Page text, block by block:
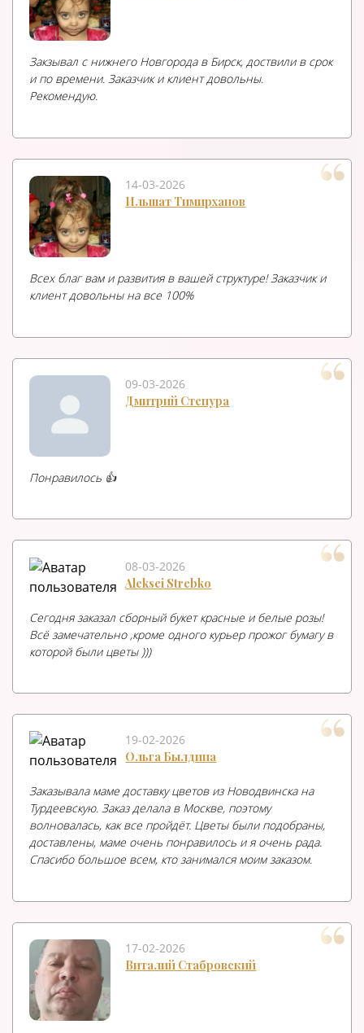
Закзывал с нижнего Новгорода в Бирск, доствили в срок
и по времени. Заказчик и клиент довольны.
Рекомендую.
14-03-2026
Ильшат Тимирханов
Всех благ вам и развития в вашей структуре! Заказчик и
клиент довольны на все 100%
09-03-2026
Дмитрий Степура
Понравилось 👍
08-03-2026
Aleksei Strebko
Сегодня заказал сборный букет красные и белые розы!
Всё замечательно ,кроме одного курьер прожог бумагу в
которой были цветы )))
19-02-2026
Ольга Былдина
Заказывала маме доставку цветов из Новодвинска на
Турдеевскую. Заказ делала в Москве, поэтому
волновалась, как все пройдёт. Цветы были подобраны,
доставлены, маме очень понравилось и я очень рада.
Спасибо большое всем, кто занимался моим заказом.
17-02-2026
Виталий Стабровский